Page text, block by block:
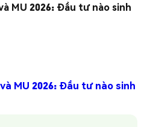
MU 2026: Đầu tư nào sinh
MU 2026: Đầu tư nào sinh